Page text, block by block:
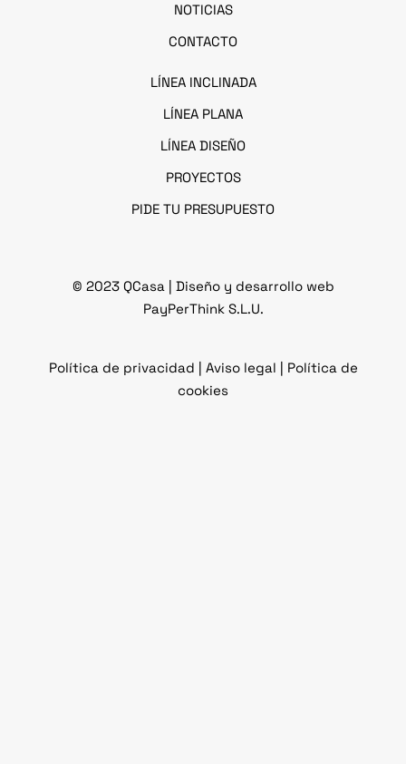
NOTICIAS
CONTACTO
LÍNEA INCLINADA
LÍNEA PLANA
LÍNEA DISEÑO
PROYECTOS
PIDE TU PRESUPUESTO
© 2023 QCasa | Diseño y desarrollo web
PayPerThink S.L.U.
Política de privacidad | Aviso legal | Política de
cookies